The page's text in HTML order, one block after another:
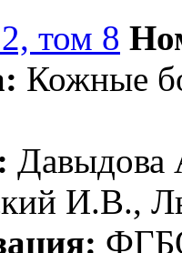
том 8
Кожные
И.В.,